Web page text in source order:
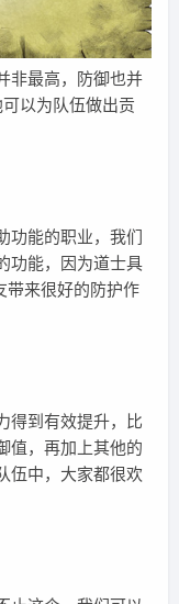
最高，防御也并
以为队伍做出贡
能的职业，我们
功能，因为道士具
带来很好的防护作
到有效提升，比
值，再加上其他的
伍中，大家都很欢